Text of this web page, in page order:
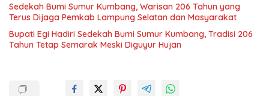
Sedekah Bumi Sumur Kumbang, Warisan 206 Tahun yang
Terus Dijaga Pemkab Lampung Selatan dan Masyarakat
Bupati Egi Hadiri Sedekah Bumi Sumur Kumbang, Tradisi 206
Tahun Tetap Semarak Meski Diguyur Hujan